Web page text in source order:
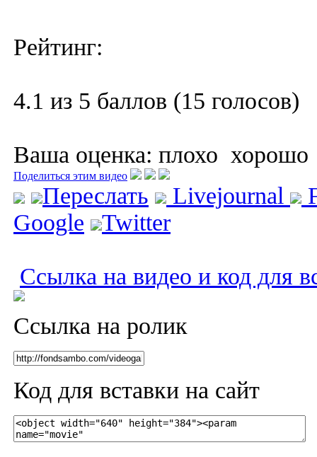
Рейтинг:
4.1 из 5 баллов (15 голосов)
Ваша оценка: плохо хорошо
Поделиться этим видео
Переслать Livejournal
Google
Twitter
Ссылка на видео и код для
Ссылка на ролик
Код для вставки на сайт